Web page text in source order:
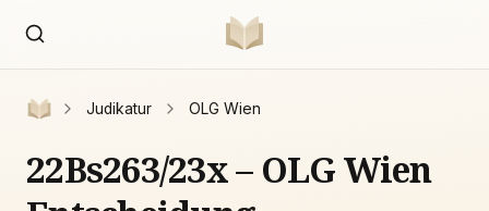
Judikatur OLG Wien
22Bs263/23x – OLG Wien